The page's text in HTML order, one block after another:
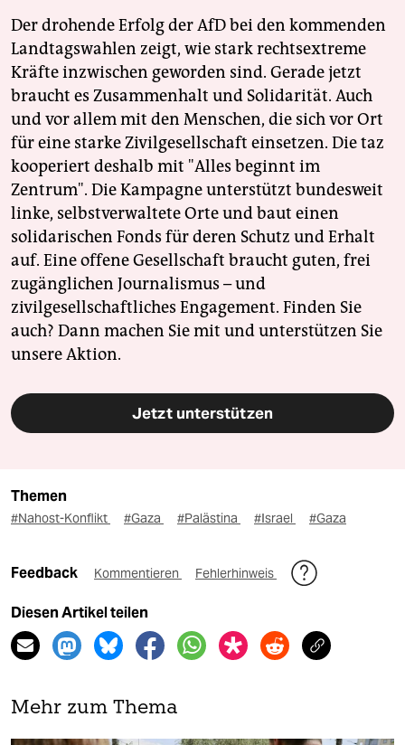
Der drohende Erfolg der AfD bei den kommenden
Landtagswahlen zeigt, wie stark rechtsextreme
Kräfte inzwischen geworden sind. Gerade jetzt
braucht es Zusammenhalt und Solidarität. Auch
und vor allem mit den Menschen, die sich vor Ort
für eine starke Zivilgesellschaft einsetzen. Die taz
kooperiert deshalb mit "Alles beginnt im
Zentrum". Die Kampagne unterstützt bundesweit
linke, selbstverwaltete Orte und baut einen
solidarischen Fonds für deren Schutz und Erhalt
auf. Eine offene Gesellschaft braucht guten, frei
zugänglichen Journalismus – und
zivilgesellschaftliches Engagement. Finden Sie
auch? Dann machen Sie mit und unterstützen Sie
unsere Aktion.
Jetzt unterstützen
Themen
#Nahost-Konflikt #Gaza #Palästina #Israel #Gaza
Feedback Kommentieren Fehlerhinweis
Diesen Artikel teilen
Mehr zum Thema